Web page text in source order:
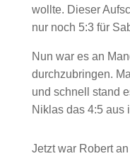
wollte. Dieser
nur noch 5:3 für
Nun war es an
durchzubringen.
und schnell stand
Niklas das 4:5 aus
Jetzt war Robert